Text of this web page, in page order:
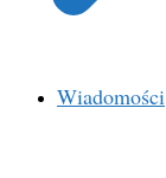
Wiadomości